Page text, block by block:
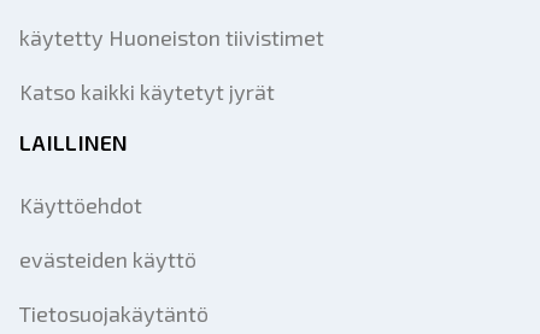
käytetty Huoneiston tiivistimet
Katso kaikki käytetyt jyrät
LAILLINEN
Käyttöehdot
evästeiden käyttö
Tietosuojakäytäntö